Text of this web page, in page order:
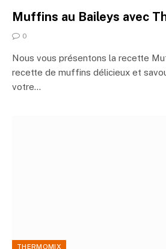
Muffins au Baileys avec
0
Nous vous présentons la recette
recette de muffins délicieux et
votre…
THERMOMIX